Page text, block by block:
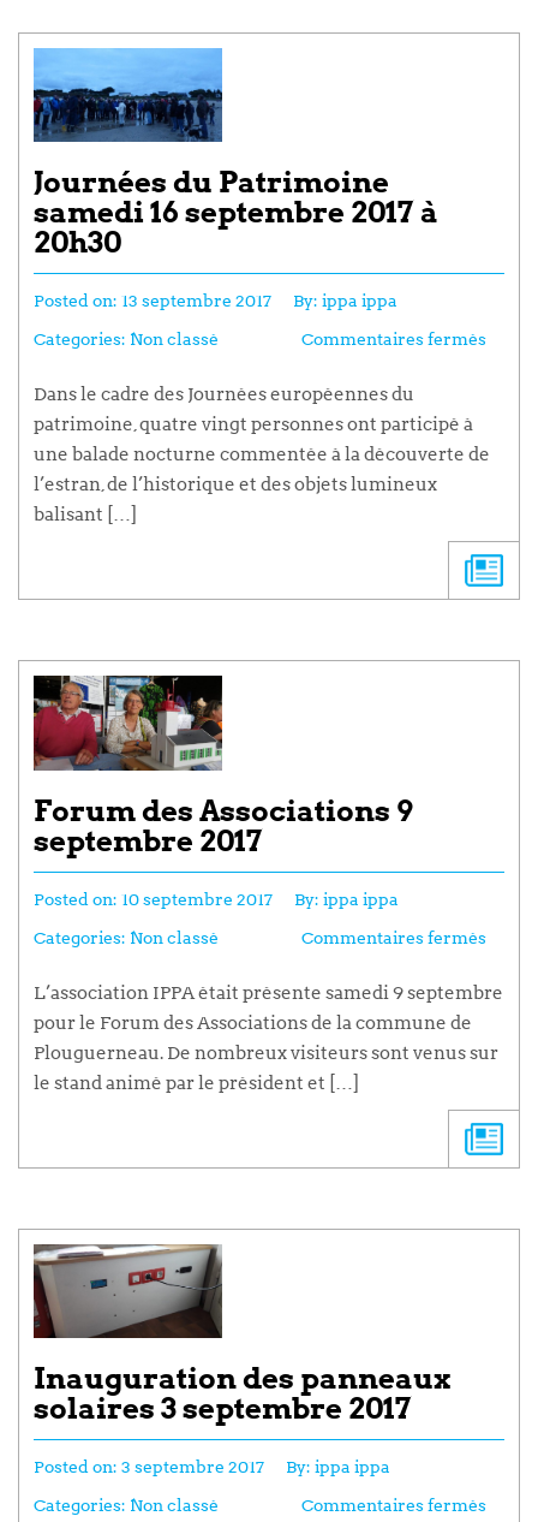
Journées du Patrimoine
samedi 16 septembre 2017 à
20h30
Posted on: 13 septembre 2017 By: ippa ippa
Categories: Non classé Commentaires fermés
Dans le cadre des Journées européennes du
patrimoine, quatre vingt personnes ont participé à
une balade nocturne commentée à la découverte de
l’estran, de l’historique et des objets lumineux
balisant […]
Forum des Associations 9
septembre 2017
Posted on: 10 septembre 2017 By: ippa ippa
Categories: Non classé Commentaires fermés
L’association IPPA était présente samedi 9 septembre
pour le Forum des Associations de la commune de
Plouguerneau. De nombreux visiteurs sont venus sur
le stand animé par le président et […]
Inauguration des panneaux
solaires 3 septembre 2017
Posted on: 3 septembre 2017 By: ippa ippa
Categories: Non classé Commentaires fermés